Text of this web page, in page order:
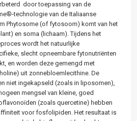
door toepassing van de
technologie van de Italiaanse
Phytosome (of fytosoom) komt van het
en soma (lichaam). Tijdens het
wordt het natuurlijke
slecht opneembare fytonutriënten
en worden deze gemengd met
uit zonnebloemlecithine. De
niet ingekapseld (zoals in liposomen),
mengsel van kleine, goed
(zoals quercetine) hebben
voor fosfolipiden. Het resultaat is